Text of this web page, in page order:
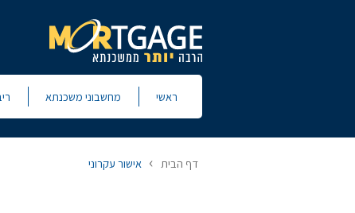
ראשי מחשבוני משכנתא
דף הבית › אישור עקרוני